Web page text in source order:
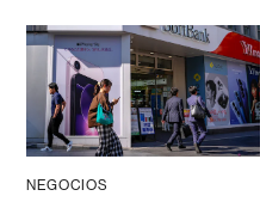
NEGOCIOS